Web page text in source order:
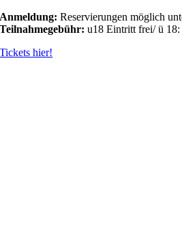
Anmeldung: Reservierungen möglich
Teilnahmegebühr: u18 Eintritt frei/ ü 18:
Tickets hier!